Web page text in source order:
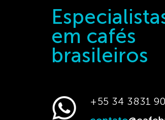
em cafés
brasileiros
+55 34 3831